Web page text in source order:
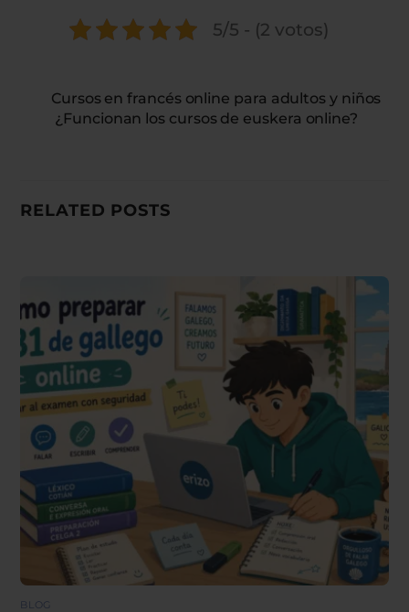
5/5 - (2 votos)
Cursos en francés online para adultos y niños
¿Funcionan los cursos de euskera online?
RELATED POSTS
BLOG